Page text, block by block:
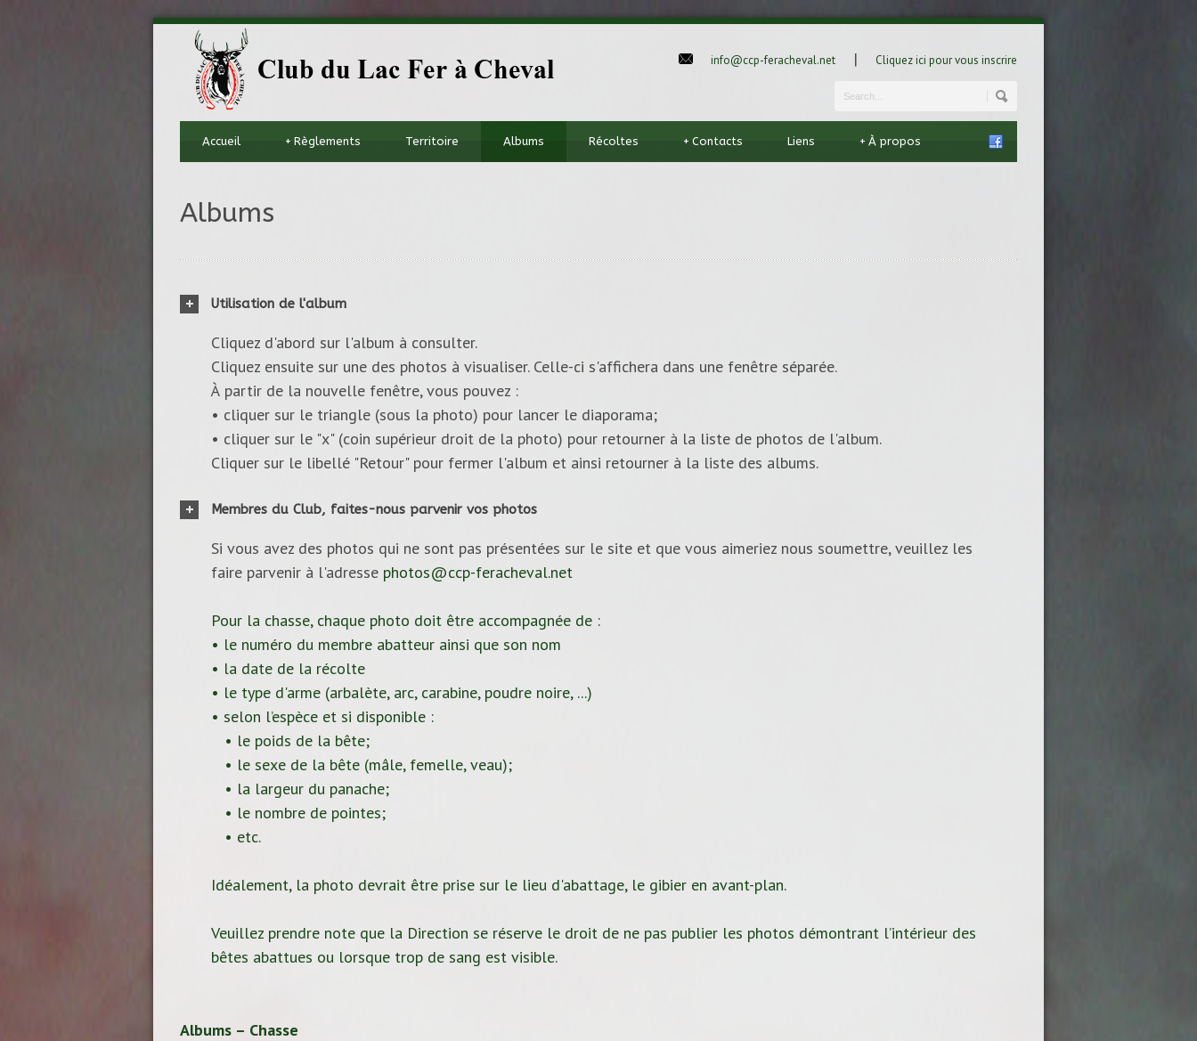
info@ccp-feracheval.net | Cliquez ici pour vous inscrire
Accueil Règlements
+ Territoire Albums Récoltes Contacts
+ Liens À propos
+
Albums
Utilisation de l'album
Cliquez d'abord sur l'album à consulter.
Cliquez ensuite sur une des photos à visualiser. Celle-ci s'affichera dans une fenêtre séparée.
À partir de la nouvelle fenêtre, vous pouvez :
• cliquer sur le triangle (sous la photo) pour lancer le diaporama;
• cliquer sur le "x" (coin supérieur droit de la photo) pour retourner à la liste de photos de l'album.
Cliquer sur le libellé "Retour" pour fermer l'album et ainsi retourner à la liste des albums.
Membres du Club, faites-nous parvenir vos photos
Si vous avez des photos qui ne sont pas présentées sur le site et que vous aimeriez nous soumettre, veuillez les
faire parvenir à l'adresse photos@ccp-feracheval.net
Pour la chasse, chaque photo doit être accompagnée de :
• le numéro du membre abatteur ainsi que son nom
• la date de la récolte
• le type d'arme (arbalète, arc, carabine, poudre noire, ...)
• selon l’espèce et si disponible :
• le poids de la bête;
• le sexe de la bête (mâle, femelle, veau);
• la largeur du panache;
• le nombre de pointes;
• etc.
Idéalement, la photo devrait être prise sur le lieu d'abattage, le gibier en avant-plan.
Veuillez prendre note que la Direction se réserve le droit de ne pas publier les photos démontrant l’intérieur des
bêtes abattues ou lorsque trop de sang est visible.
Albums – Chasse